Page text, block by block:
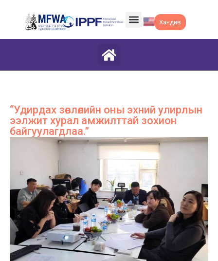
Хандив
“Удирдах зөвлөлийн оны эхний улирлын
ээлжит хурал амжилттай зохион
байгуулагдлаа.”